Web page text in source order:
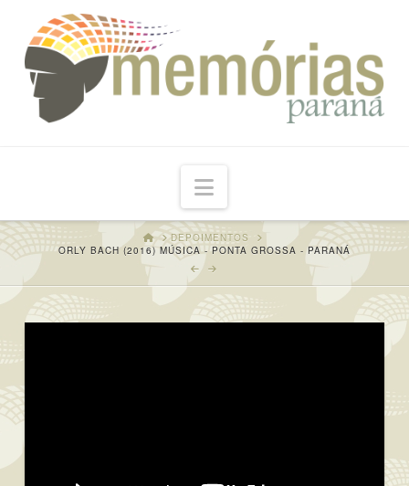
Navigation
HOMEDEPOIMENTOS
ORLY BACH (2016) MÚSICA - PONTA GROSSA - PARANÁ